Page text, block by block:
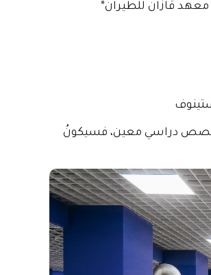
معهد قازان للطيران*
دراسي معين، فسيكونُ